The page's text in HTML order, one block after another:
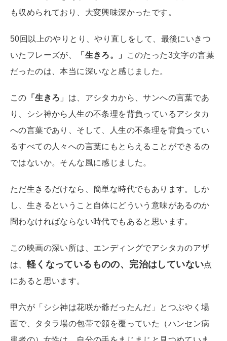
も収められており、大変興味深かったです。
50回以上のやりとり、やり直しをして、最後にいきつ
いたフレーズが、
「生きろ。」
このたった3文字の言葉
だったのは、本当に深いなと感じました。
この 「生きろ 」は、アシタカから、サンへの言葉であ
り、シシ神から人生の不条理を背負っているアシタカ
への言葉であり、そして、人生の不条理を背負ってい
るすべての人々への言葉にもとらえることができるの
ではないか。そんな風に感じました。
ただ生きるだけなら、簡単な時代でもあります。しか
し、生きるということ自体にどういう意味があるのか
問わなければならない時代でもあると思います。
この映画の深い所は、エンディングでアシタカのアザ
は、 軽くなっているものの、完治はしていない点
にあると思います。
甲六が「シシ神は花咲か爺だったんだ」とつぶやく場
面で、タタラ場の包帯で顔を覆っていた（ハンセン病